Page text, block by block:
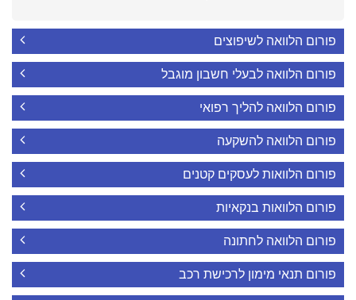
פורום הלוואה לשיפוצים
פורום הלוואה לבעלי חשבון מוגבל
פורום הלוואה להליך רפואי
פורום הלוואה להשקעה
פורום הלוואות לעסקים קטנים
פורום הלוואות בנקאיות
פורום הלוואה לחתונה
פורום תנאי מימון לרכישת רכב